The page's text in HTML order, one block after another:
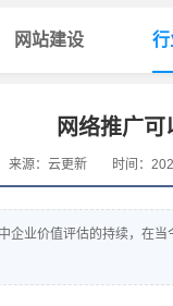
网站建设 行
网络推广可
来源：云更新 时间：
业价值评估的持续，在